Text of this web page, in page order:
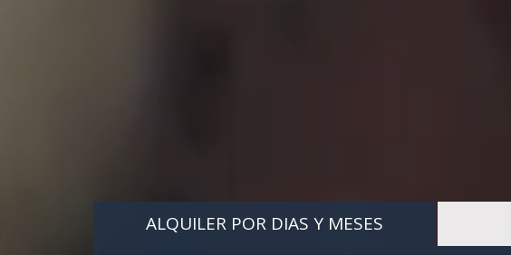
ALQUILER POR DIAS Y MESES